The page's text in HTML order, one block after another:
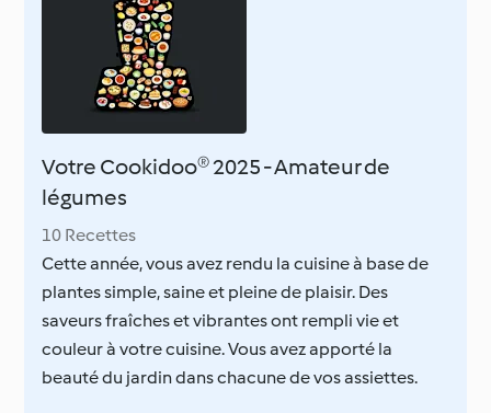
Votre Cookidoo® 2025 - Amateur de
légumes
10 Recettes
Cette année, vous avez rendu la cuisine à base de
plantes simple, saine et pleine de plaisir. Des
saveurs fraîches et vibrantes ont rempli vie et
couleur à votre cuisine. Vous avez apporté la
beauté du jardin dans chacune de vos assiettes.